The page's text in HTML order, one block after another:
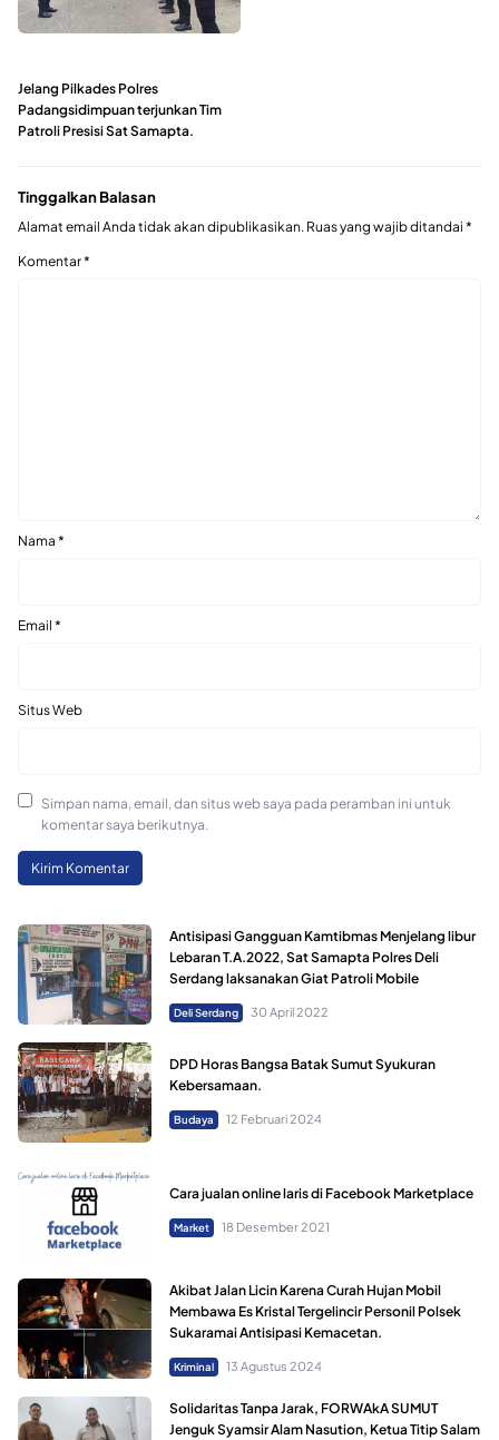
Jelang Pilkades Polres
Padangsidimpuan terjunkan Tim
Patroli Presisi Sat Samapta.
Tinggalkan Balasan
Alamat email Anda tidak akan dipublikasikan. Ruas yang wajib ditandai *
Komentar*
Nama *
Email *
Situs Web
Simpan nama, email, dan situs web saya pada peramban ini untuk
komentar saya berikutnya.
Antisipasi Gangguan Kamtibmas Menjelang libur
Lebaran T.A.2022, Sat Samapta Polres Deli
Serdang laksanakan Giat Patroli Mobile
Deli Serdang 30 April 2022
DPD Horas Bangsa Batak Sumut Syukuran
Kebersamaan.
Budaya 12 Februari 2024
Cara jualan online laris di Facebook Marketplace
Market 18 Desember 2021
Akibat Jalan Licin Karena Curah Hujan Mobil
Membawa Es Kristal Tergelincir Personil Polsek
Sukaramai Antisipasi Kemacetan.
Kriminal 13 Agustus 2024
Solidaritas Tanpa Jarak, FORWAkA SUMUT
Jenguk Syamsir Alam Nasution, Ketua Titip Salam